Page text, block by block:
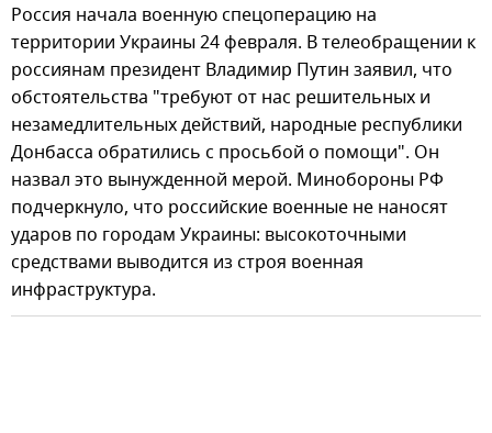
Россия начала военную спецоперацию на
территории Украины 24 февраля. В телеобращении к
россиянам президент Владимир Путин заявил, что
обстоятельства "требуют от нас решительных и
незамедлительных действий, народные республики
Донбасса обратились с просьбой о помощи". Он
назвал это вынужденной мерой. Минобороны РФ
подчеркнуло, что российские военные не наносят
ударов по городам Украины: высокоточными
средствами выводится из строя военная
инфраструктура.